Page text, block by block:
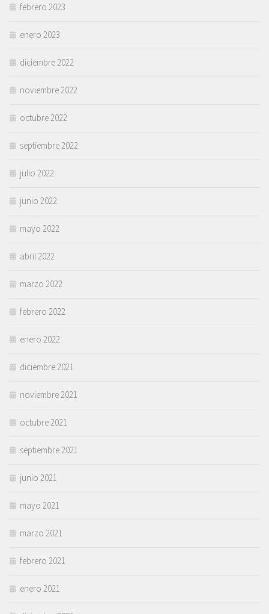
febrero 2023
enero 2023
diciembre 2022
noviembre 2022
octubre 2022
septiembre 2022
julio 2022
junio 2022
mayo 2022
abril 2022
marzo 2022
febrero 2022
enero 2022
diciembre 2021
noviembre 2021
octubre 2021
septiembre 2021
junio 2021
mayo 2021
marzo 2021
febrero 2021
enero 2021